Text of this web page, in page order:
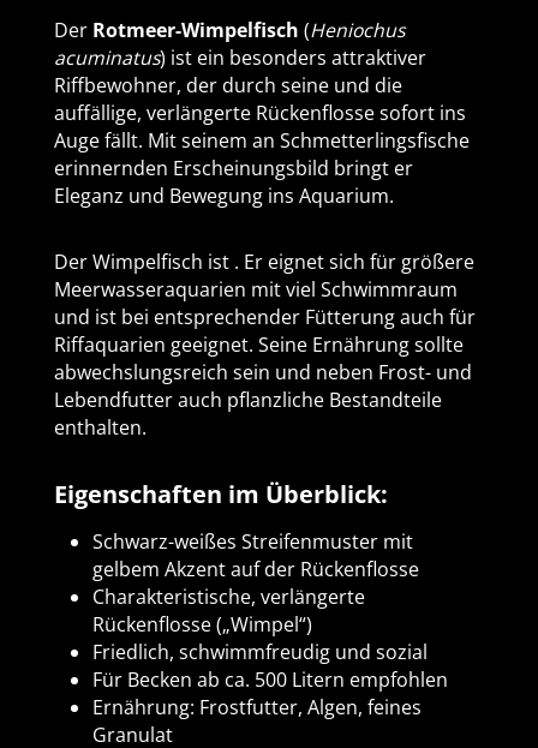
Der Rotmeer-Wimpelfisch (Heniochus
acuminatus) ist ein besonders attraktiver
Riffbewohner, der durch seine und die
auffällige, verlängerte Rückenflosse sofort ins
Auge fällt. Mit seinem an Schmetterlingsfische
erinnernden Erscheinungsbild bringt er
Eleganz und Bewegung ins Aquarium.
Der Wimpelfisch ist . Er eignet sich für größere
Meerwasseraquarien mit viel Schwimmraum
und ist bei entsprechender Fütterung auch für
Riffaquarien geeignet. Seine Ernährung sollte
abwechslungsreich sein und neben Frost- und
Lebendfutter auch pflanzliche Bestandteile
enthalten.
Eigenschaften im Überblick:
Schwarz-weißes Streifenmuster mit
gelbem Akzent auf der Rückenflosse
Charakteristische, verlängerte
Rückenflosse („Wimpel“)
Friedlich, schwimmfreudig und sozial
Für Becken ab ca. 500 Litern empfohlen
Ernährung: Frostfutter, Algen, feines
Granulat